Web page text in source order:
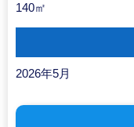
140㎡
2026年5月